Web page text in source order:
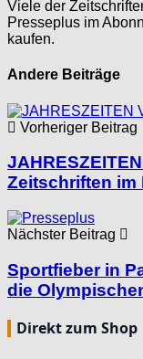
Viele der
Presseplus im
kaufen.
Andere Beiträge
Vorheriger Beitrag
Zeitschriften im
Nächster Beitrag
Sportfieber in
die
Direkt zum Shop